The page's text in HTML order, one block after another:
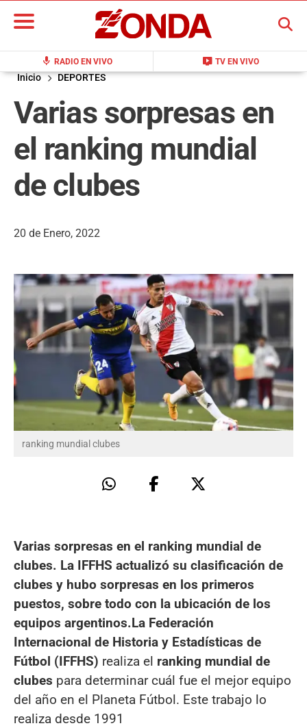
mic RADIO EN VIVO live_tv TV EN VIVO
BUSCAR
Inicio DEPORTES
Varias sorpresas en
el ranking mundial
de clubes
20 de Enero, 2022
ranking mundial clubes
Varias sorpresas en el ranking mundial de
clubes. La IFFHS actualizó su clasificación de
clubes y hubo sorpresas en los primeros
puestos, sobre todo con la ubicación de los
equipos argentinos.La Federación
Internacional de Historia y Estadísticas de
Fútbol (IFFHS) realiza el ranking mundial de
clubes para determinar cuál fue el mejor equipo
del año en el Planeta Fútbol. Este trabajo lo
realiza desde 1991